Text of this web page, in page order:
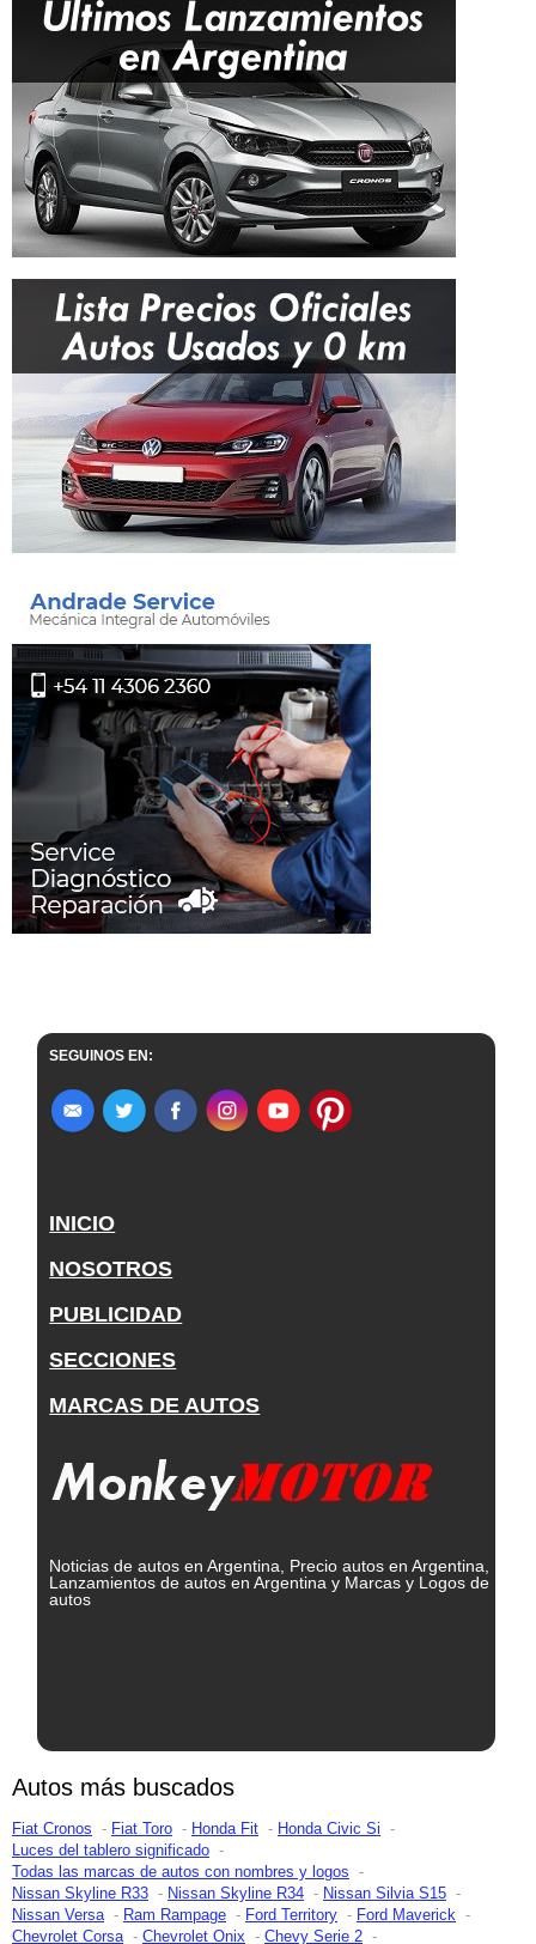
SEGUINOS EN:
INICIO
NOSOTROS
PUBLICIDAD
SECCIONES
MARCAS DE AUTOS
Noticias de autos en Argentina, Precio autos en Argentina,
Lanzamientos de autos en Argentina y Marcas y Logos de
autos
Autos más buscados
Fiat Cronos Fiat Toro Honda Fit
Honda Civic Si
Luces del tablero significado
Todas las marcas de autos con nombres y logos
Nissan Skyline R33
Nissan Skyline R34
Nissan Silvia S15
Nissan Versa
Ram Rampage Ford Territory
Ford Maverick
Chevrolet Corsa
Chevrolet Onix Chevy Serie 2